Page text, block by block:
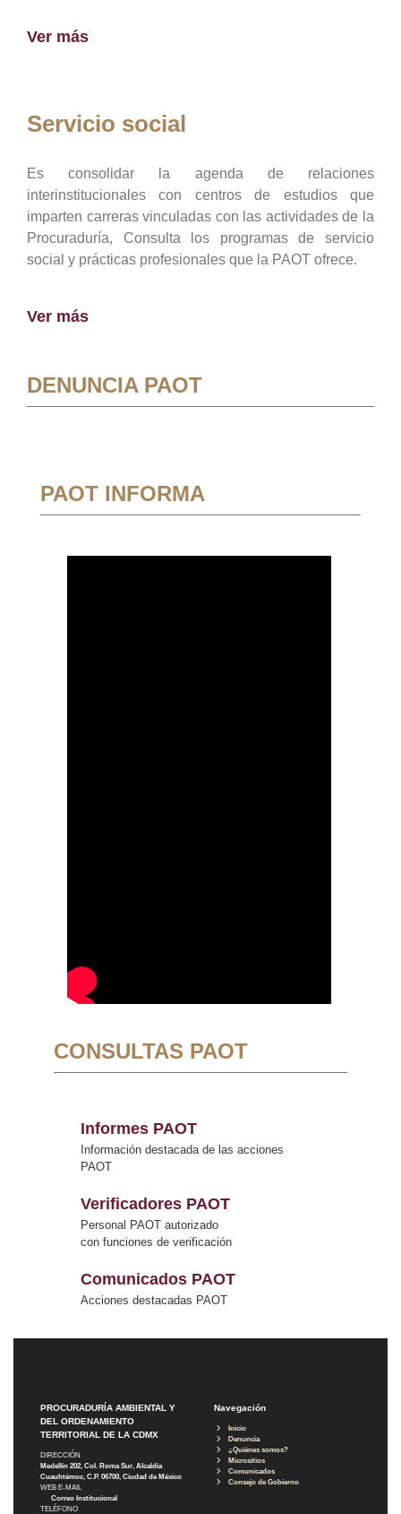
Ver más
Servicio social
Es consolidar la agenda de relaciones
interinstitucionales con centros de estudios que
imparten carreras vinculadas con las actividades de la
Procuraduría, Consulta los programas de servicio
social y prácticas profesionales que la PAOT ofrece.
Ver más
DENUNCIA PAOT
PAOT INFORMA
CONSULTAS PAOT
Informes PAOT
Información destacada de las acciones
PAOT
Verificadores PAOT
Personal PAOT autorizado
con funciones de verificación
Comunicados PAOT
Acciones destacadas PAOT
PROCURADURÍA AMBIENTAL Y
DEL ORDENAMIENTO
TERRITORIAL DE LA CDMX
DIRECCIÓN
Medellín 202, Col. Roma Sur, Alcaldía
Cuauhtémoc, C.P. 06700, Ciudad de México
WEB E-MAIL
Correo Institucional
TELÉFONO
Navegación
Inicio
Denuncia
¿Quiénes somos?
Micrositios
Comunicados
Consejo de Gobierno